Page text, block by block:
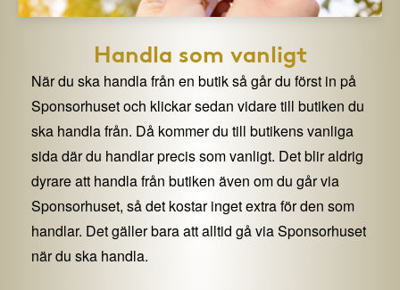
Handla som vanligt
När du ska handla från en butik så går du först in på
Sponsorhuset och klickar sedan vidare till butiken du
ska handla från. Då kommer du till butikens vanliga
sida där du handlar precis som vanligt. Det blir aldrig
dyrare att handla från butiken även om du går via
Sponsorhuset, så det kostar inget extra för den som
handlar. Det gäller bara att alltid gå via Sponsorhuset
när du ska handla.